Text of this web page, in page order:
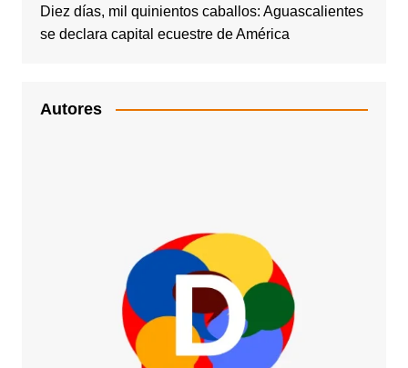
Diez días, mil quinientos caballos: Aguascalientes
se declara capital ecuestre de América
Autores